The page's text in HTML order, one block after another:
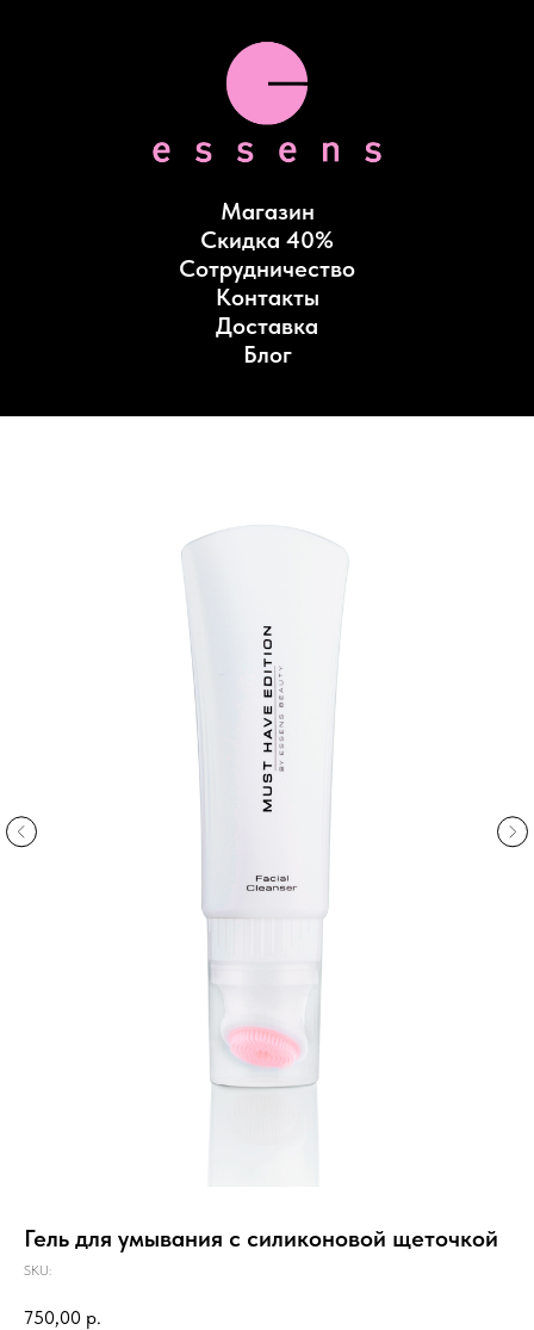
Магазин
Скидка 40%
Сотрудничество
Контакты
Доставка
Блог
Гель для умывания с силиконовой щеточкой
SKU:
750,00 р.